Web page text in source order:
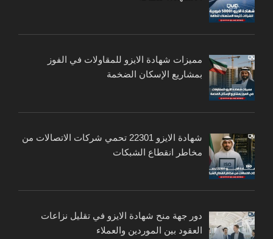
مميزات شهادة الايزو للمقاولات في الفوز
بمشاريع الإسكان الضخمة
شهادة الايزو 22301 تحمي شركات الاتصالات من
مخاطر انقطاع الشبكات
دور جهة منح شهادة الايزو في تقليل نزاعات
العقود بين الموردين والعملاء